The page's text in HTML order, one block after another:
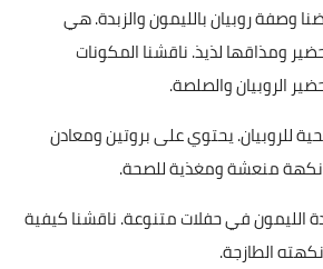
وصفة روبيان بالليمون والزبدة. هي
ومذاقها لذيذ. ناقشنا المكونات
الروبيان والصلصة.
للروبيان. يحتوي على بروتين ومعادن
منعشة ومغذية للصحة.
الليمون في حفلات متنوعة. ناقشنا كيفية
الطازجة.